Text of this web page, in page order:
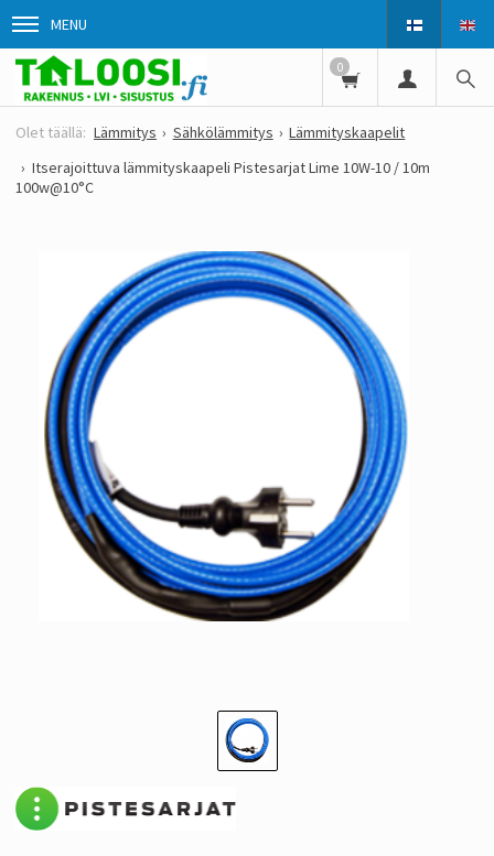
MENU
0
Lämmitys Sähkölämmitys
Lämmityskaapelit
Itserajoittuva lämmityskaapeli Pistesarjat Lime 10W-10 / 10m
100w@10°C